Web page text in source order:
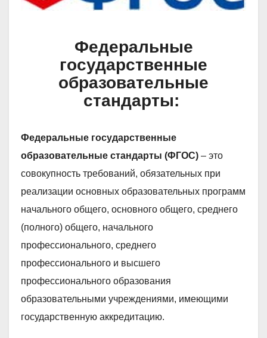
Федеральные
государственные
образовательные
стандарты:
Федеральные государственные
образовательные стандарты (ФГОС) – это
совокупность требований, обязательных при
реализации основных образовательных программ
начального общего, основного общего, среднего
(полного) общего, начального
профессионального, среднего
профессионального и высшего
профессионального образования
образовательными учреждениями, имеющими
государственную аккредитацию.